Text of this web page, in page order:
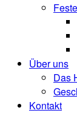
Über uns
Das
Kontakt